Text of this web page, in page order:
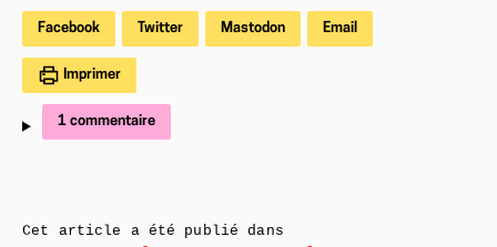
Facebook Twitter Mastodon Email
Imprimer
1 commentaire
Cet article a été publié dans